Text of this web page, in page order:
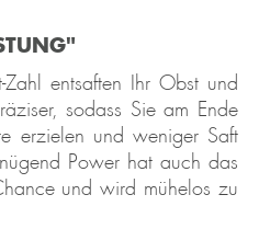
entsaften Ihr Obst und
sodass Sie am Ende
erzielen und weniger Saft
Power hat auch das
und wird mühelos zu